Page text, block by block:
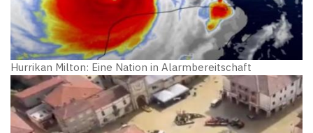
Hurrikan Milton: Eine Nation in Alarmbereitschaft